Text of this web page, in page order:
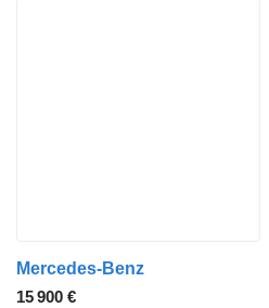
Mercedes-Benz
15 900 €